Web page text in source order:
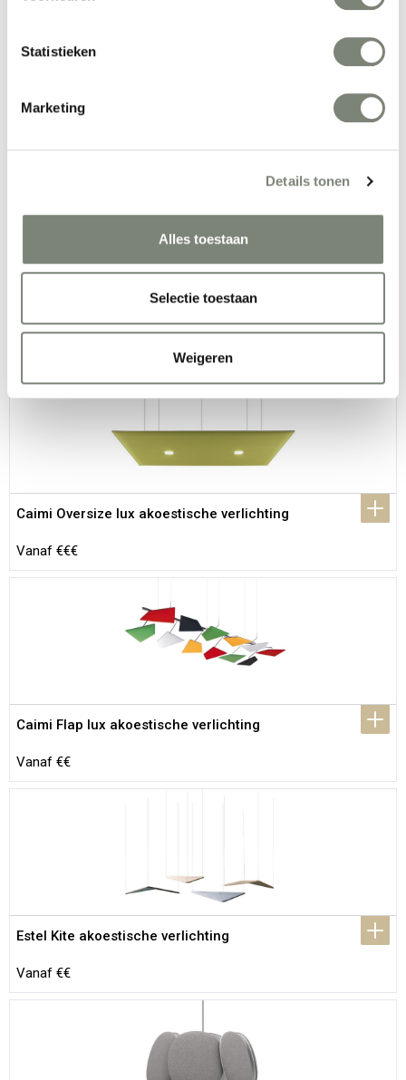
Statistieken
Marketing
Details tonen
Alles toestaan
Selectie toestaan
Weigeren
akoestische verlichting
Caimi Giotto lux akoestische verlichting
Vanaf €€
Caimi Oversize lux akoestische verlichting
Vanaf €€€
Caimi Flap lux akoestische verlichting
Vanaf €€
Estel Kite akoestische verlichting
Vanaf €€